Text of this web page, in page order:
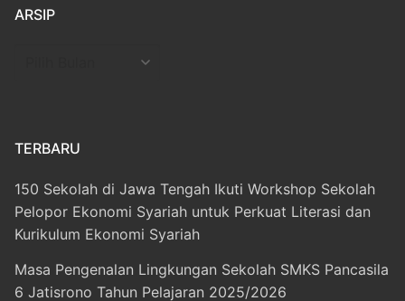
ARSIP
TERBARU
150 Sekolah di Jawa Tengah Ikuti Workshop Sekolah
Pelopor Ekonomi Syariah untuk Perkuat Literasi dan
Kurikulum Ekonomi Syariah
Masa Pengenalan Lingkungan Sekolah SMKS Pancasila
6 Jatisrono Tahun Pelajaran 2025/2026